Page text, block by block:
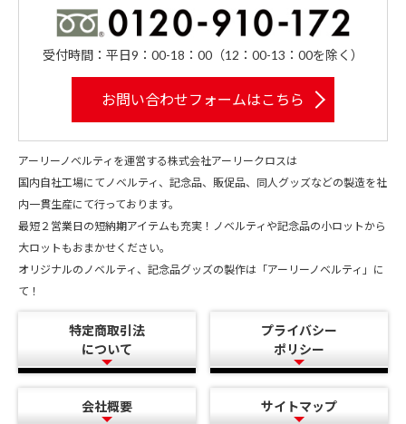
受付時間：平日9：00-18：00（12：00-13：00を除く）
お問い合わせフォームはこちら
アーリーノベルティを運営する株式会社アーリークロスは
国内自社工場にてノベルティ、記念品、販促品、同人グッズなどの製造を社
内一貫生産にて行っております。
最短２営業日の短納期アイテムも充実！ノベルティや記念品の小ロットから
大ロットもおまかせください。
オリジナルのノベルティ、記念品グッズの製作は「アーリーノベルティ」に
て！
特定商取引法
について
プライバシー
ポリシー
会社概要 サイトマップ